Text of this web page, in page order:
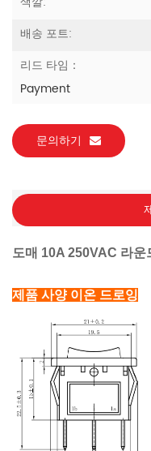
배송 포트:
리드 타임：
Payment
문의하기
도매 10A 250VAC 라
제품 사양 이온 드로잉